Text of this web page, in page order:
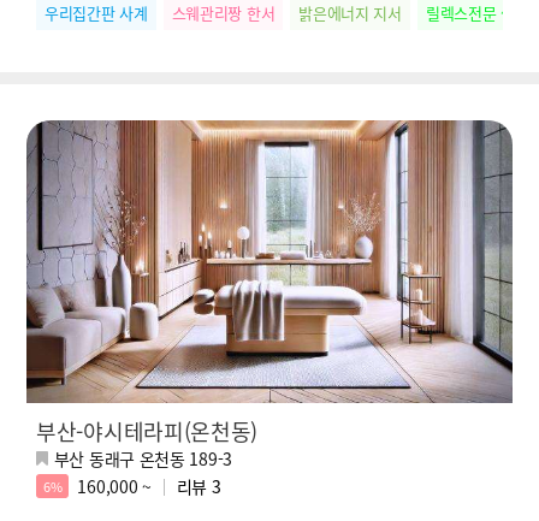
우리집간판 사계 스웨관리짱 한서 밝은에너지 지서 릴렉스전문 썸머
부산-야시테라피(온천동)
부산 동래구 온천동 189-3
6% 160,000 ~ 리뷰 3